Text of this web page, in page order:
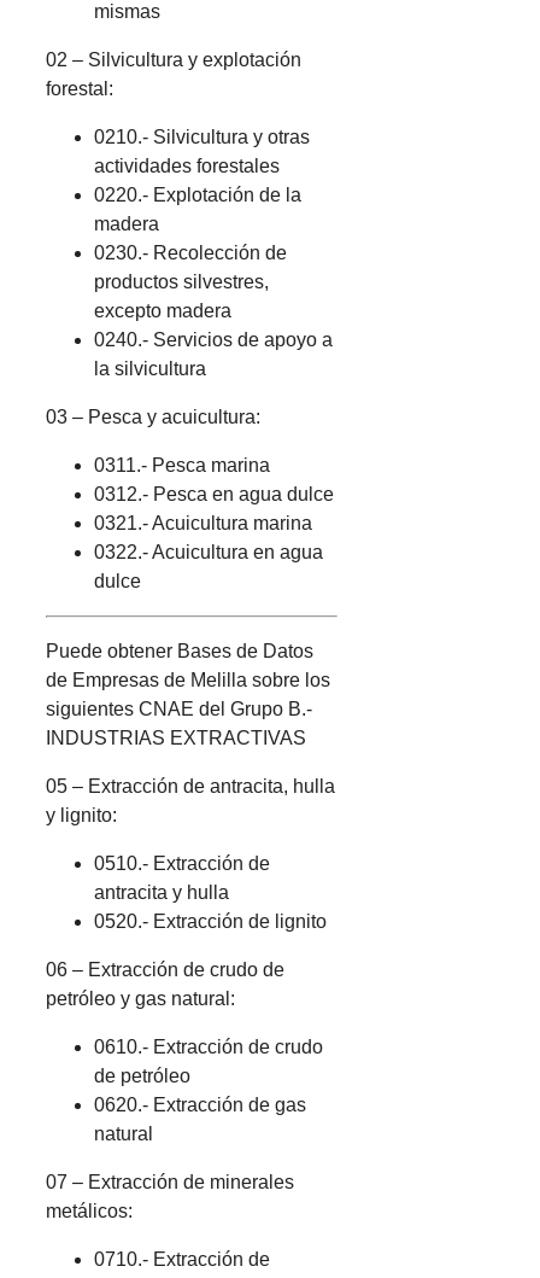
mismas
02 – Silvicultura y explotación
forestal:
0210.- Silvicultura y otras
actividades forestales
0220.- Explotación de la
madera
0230.- Recolección de
productos silvestres,
excepto madera
0240.- Servicios de apoyo a
la silvicultura
03 – Pesca y acuicultura:
0311.- Pesca marina
0312.- Pesca en agua dulce
0321.- Acuicultura marina
0322.- Acuicultura en agua
dulce
Puede obtener Bases de Datos
de Empresas de Melilla sobre los
siguientes CNAE del Grupo B.-
INDUSTRIAS EXTRACTIVAS
05 – Extracción de antracita, hulla
y lignito:
0510.- Extracción de
antracita y hulla
0520.- Extracción de lignito
06 – Extracción de crudo de
petróleo y gas natural:
0610.- Extracción de crudo
de petróleo
0620.- Extracción de gas
natural
07 – Extracción de minerales
metálicos:
0710.- Extracción de